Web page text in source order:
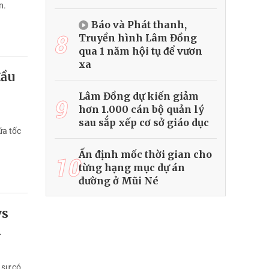
tốc
8
Báo và Phát thanh,
Truyền hình Lâm Đồng
qua 1 năm hội tụ để vươn
xa
9
Lâm Đồng dự kiến giảm
hơn 1.000 cán bộ quản lý
sau sắp xếp cơ sở giáo dục
10Ấn định mốc thời gian cho
từng hạng mục dự án
đường ở Mũi Né